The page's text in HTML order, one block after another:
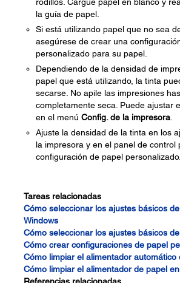
la guía de papel.
Si está utilizando papel que no sea
asegúrese de crear una
personalizado para su papel.
Dependiendo de la densidad de
papel que está utilizando, la tinta
secarse. No apile las impresiones
completamente seca. Puede ajustar
en el menú Config. de la impresora
Ajuste la densidad de la tinta en los
la impresora y en el panel de control
configuración de papel personalizado.
Tareas relacionadas
Cómo seleccionar los ajustes básicos
Windows
Cómo seleccionar los ajustes básicos
Cómo crear configuraciones de papel
Cómo limpiar el alimentador automático
Cómo limpiar el alimentador de papel